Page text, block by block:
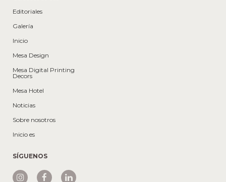
Editoriales
Galería
Inicio
Mesa Design
Mesa Digital Printing
Decors
Mesa Hotel
Noticias
Sobre nosotros
Inicio es
SÍGUENOS